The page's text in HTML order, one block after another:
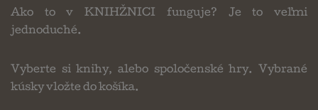
Ako to v KNIHŽNICI funguje? Je to veľmi
jednoduché.
Vyberte si knihy, alebo spoločenské hry. Vybrané
kúsky vložte do košíka.